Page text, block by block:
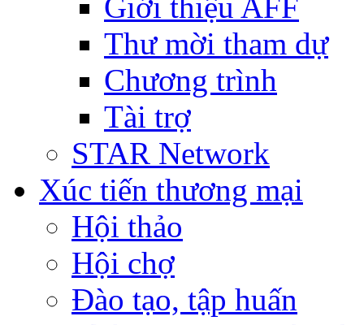
Thư mời tham dự
Chương trình
Tài trợ
STAR Network
Xúc tiến thương mại
Hội thảo
Hội chợ
Đào tạo, tập huấn